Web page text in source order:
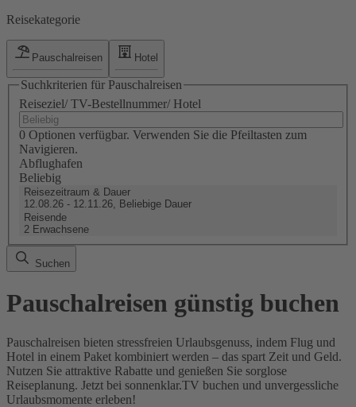
Reisekategorie
Pauschalreisen Hotel
Suchkriterien für Pauschalreisen
Reiseziel/ TV-Bestellnummer/ Hotel
0 Optionen verfügbar. Verwenden Sie die Pfeiltasten zum
Navigieren.
Abflughafen
Beliebig
Reisezeitraum & Dauer
12.08.26 - 12.11.26, Beliebige Dauer
Reisende
2 Erwachsene
Suchen
Pauschalreisen günstig buchen
Pauschalreisen bieten stressfreien Urlaubsgenuss, indem Flug und
Hotel in einem Paket kombiniert werden – das spart Zeit und Geld.
Nutzen Sie attraktive Rabatte und genießen Sie sorglose
Reiseplanung. Jetzt bei sonnenklar.TV buchen und unvergessliche
Urlaubsmomente erleben!